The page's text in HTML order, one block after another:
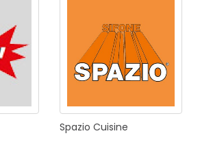
Spazio Cuisine